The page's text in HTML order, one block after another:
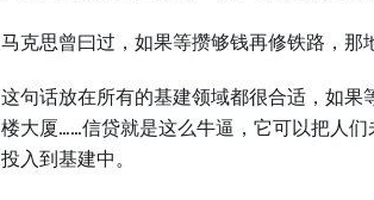
马克思曾曰过，如果等攒够钱再修铁路，那
这句话放在所有的基建领域都很合适，如
楼大厦……信贷就是这么牛逼，它可以把人
投入到基建中。